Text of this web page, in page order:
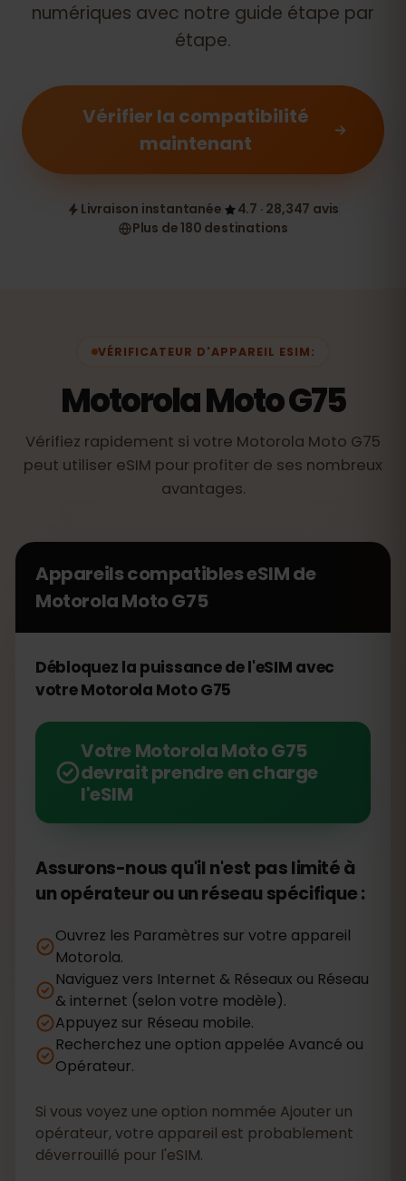
numériques avec notre guide étape par
étape.
Vérifier la compatibilité
maintenant
Livraison instantanée
4.7 · 28,347 avis
Plus de 180 destinations
VÉRIFICATEUR D'APPAREIL ESIM:
Motorola Moto G75
Vérifiez rapidement si votre Motorola Moto G75
peut utiliser eSIM pour profiter de ses nombreux
avantages.
Appareils compatibles eSIM de
Motorola Moto G75
Débloquez la puissance de l'eSIM avec
votre Motorola Moto G75
Votre Motorola Moto G75
devrait prendre en charge
l'eSIM
Assurons-nous qu'il n'est pas limité à
un opérateur ou un réseau spécifique :
Ouvrez les Paramètres sur votre appareil
Motorola.
Naviguez vers Internet & Réseaux ou Réseau
& internet (selon votre modèle).
Appuyez sur Réseau mobile.
Recherchez une option appelée Avancé ou
Opérateur.
Si vous voyez une option nommée Ajouter un
opérateur, votre appareil est probablement
déverrouillé pour l'eSIM.